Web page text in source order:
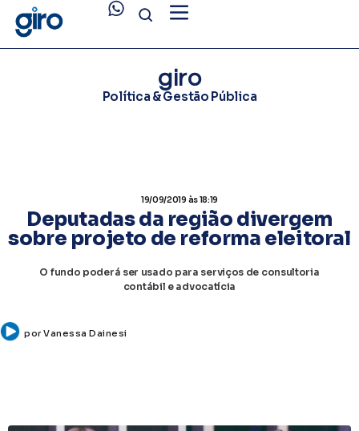
giro
Política & Gestão Pública
19/09/2019 às 18:19
Deputadas da região divergem
sobre projeto de reforma eleitoral
O fundo poderá ser usado para serviços de consultoria
contábil e advocatícia
porVanessa Dainesi